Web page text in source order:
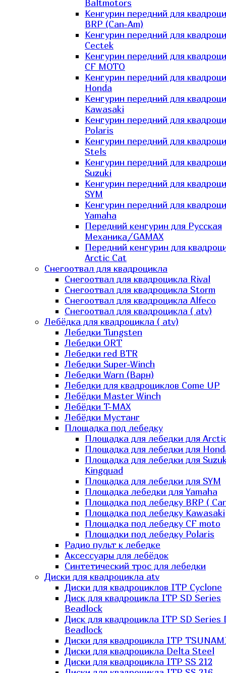
Baltmotors
Кенгурин передний для
BRP (Can-Am)
Кенгурин передний для
Cectek
Кенгурин передний для
CF MOTO
Кенгурин передний для
Honda
Кенгурин передний для
Kawasaki
Кенгурин передний для
Polaris
Кенгурин передний для
Stels
Кенгурин передний для
Suzuki
Кенгурин передний для
SYM
Кенгурин передний для
Yamaha
Передний кенгурин для Русская
Механика/GAMAX
Передний кенгурин для
Arctic Cat
Снегоотвал для квадроцикла
Снегоотвал для квадроцикла Rival
Снегоотвал для квадроцикла Storm
Снегоотвал для квадроцикла Alfeco
Снегоотвал для квадроцикла ( atv)
Лебёдка для квадроцикла ( atv)
Лебедки Tungsten
Лебедки ORT
Лебедки red BTR
Лебедки Super-Winch
Лебедки Warn (Варн)
Лебедки для квадроциклов Come UP
Лебёдки Master Winch
Лебёдки T-MAX
Лебёдки Мустанг
Площадка под лебедку
Площадка для лебедки для
Площадка для лебедки для
Площадка для лебедки для
Kingquad
Площадка для лебедки для SYM
Площадка лебедки для Yamaha
Площадка под лебедку BRP (
Площадка под лебедку Kawasaki
Площадка под лебедку СF moto
Площадки под лебедку Polaris
Радио пульт к лебедке
Аксессуары для лебёдок
Синтетический трос для лебедки
Диски для квадроцикла atv
Диски для квадроциклов ITP Cyclone
Диск для квадроцикла ITP SD Series
Beadlock
Диск для квадроцикла ITP SD Series
Beadlock
Диски для квадроцикла ITP
Диски для квадроцикла Delta Steel
Диски для квадроцикла ITP SS 212